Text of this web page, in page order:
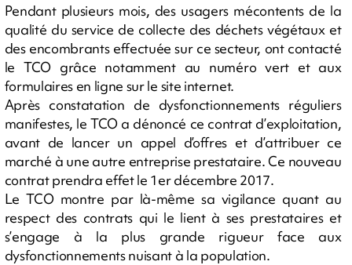
Pendant plusieurs mois, des usagers mécontents de la
qualité du service de collecte des déchets végétaux et
des encombrants effectuée sur ce secteur, ont contacté
le TCO grâce notamment au numéro vert et aux
formulaires en ligne sur le site internet.
Après constatation de dysfonctionnements réguliers
manifestes, le TCO a dénoncé ce contrat d’exploitation,
avant de lancer un appel d’offres et d’attribuer ce
marché à une autre entreprise prestataire. Ce nouveau
contrat prendra effet le 1er décembre 2017.
Le TCO montre par là-même sa vigilance quant au
respect des contrats qui le lient à ses prestataires et
s’engage à la plus grande rigueur face aux
dysfonctionnements nuisant à la population.